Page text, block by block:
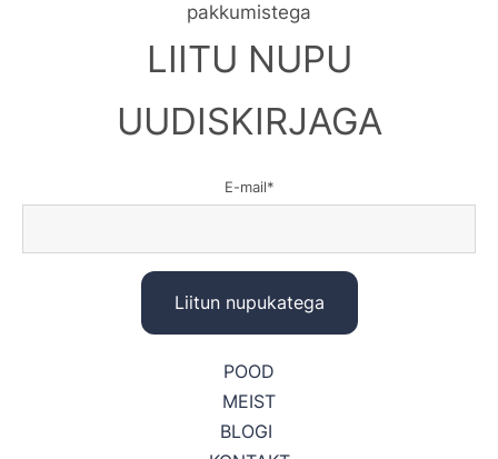
pakkumistega
LIITU NUPU
UUDISKIRJAGA
E-mail
POOD
MEIST
BLOGI